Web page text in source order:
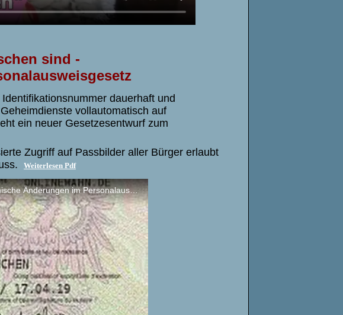
sind -
dauerhaft und
vollautomatisch auf
ein neuer Gesetzesentwurf zum
Zugriff auf Passbilder aller Bürger erlaubt
Weiterlesen Pdf